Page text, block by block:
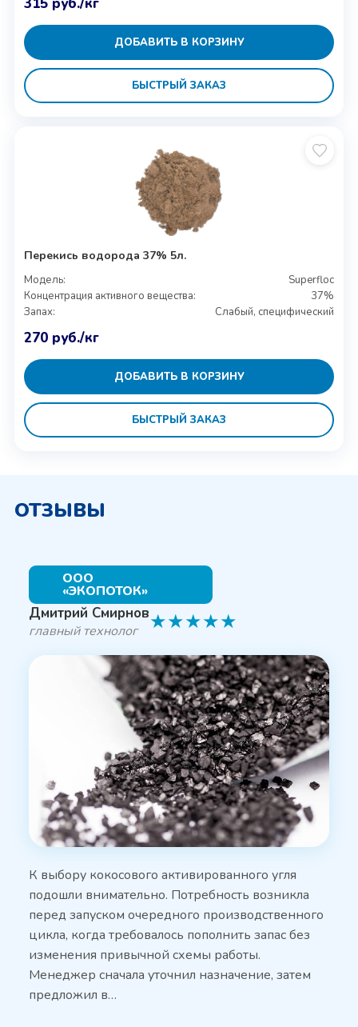
ДОБАВИТЬ В КОРЗИНУ
БЫСТРЫЙ ЗАКАЗ
Перекись водорода 37% 5л.
Модель:
Superfloc
Концентрация активного вещества:
37%
Запах:
Слабый, специфический
270 руб./кг
ДОБАВИТЬ В КОРЗИНУ
БЫСТРЫЙ ЗАКАЗ
ОТЗЫВЫ
ООО
«ЭКОПОТОК»
Дмитрий Смирнов
главный технолог ★★★★★
К выбору кокосового активированного угля
подошли внимательно. Потребность возникла
перед запуском очередного производственного
цикла, когда требовалось пополнить запас без
изменения привычной схемы работы.
Менеджер сначала уточнил назначение, затем
предложил в…